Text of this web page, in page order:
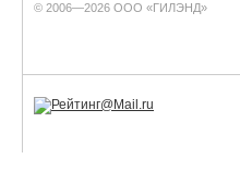
© 2006—2026 ООО «ГИЛЭНД»